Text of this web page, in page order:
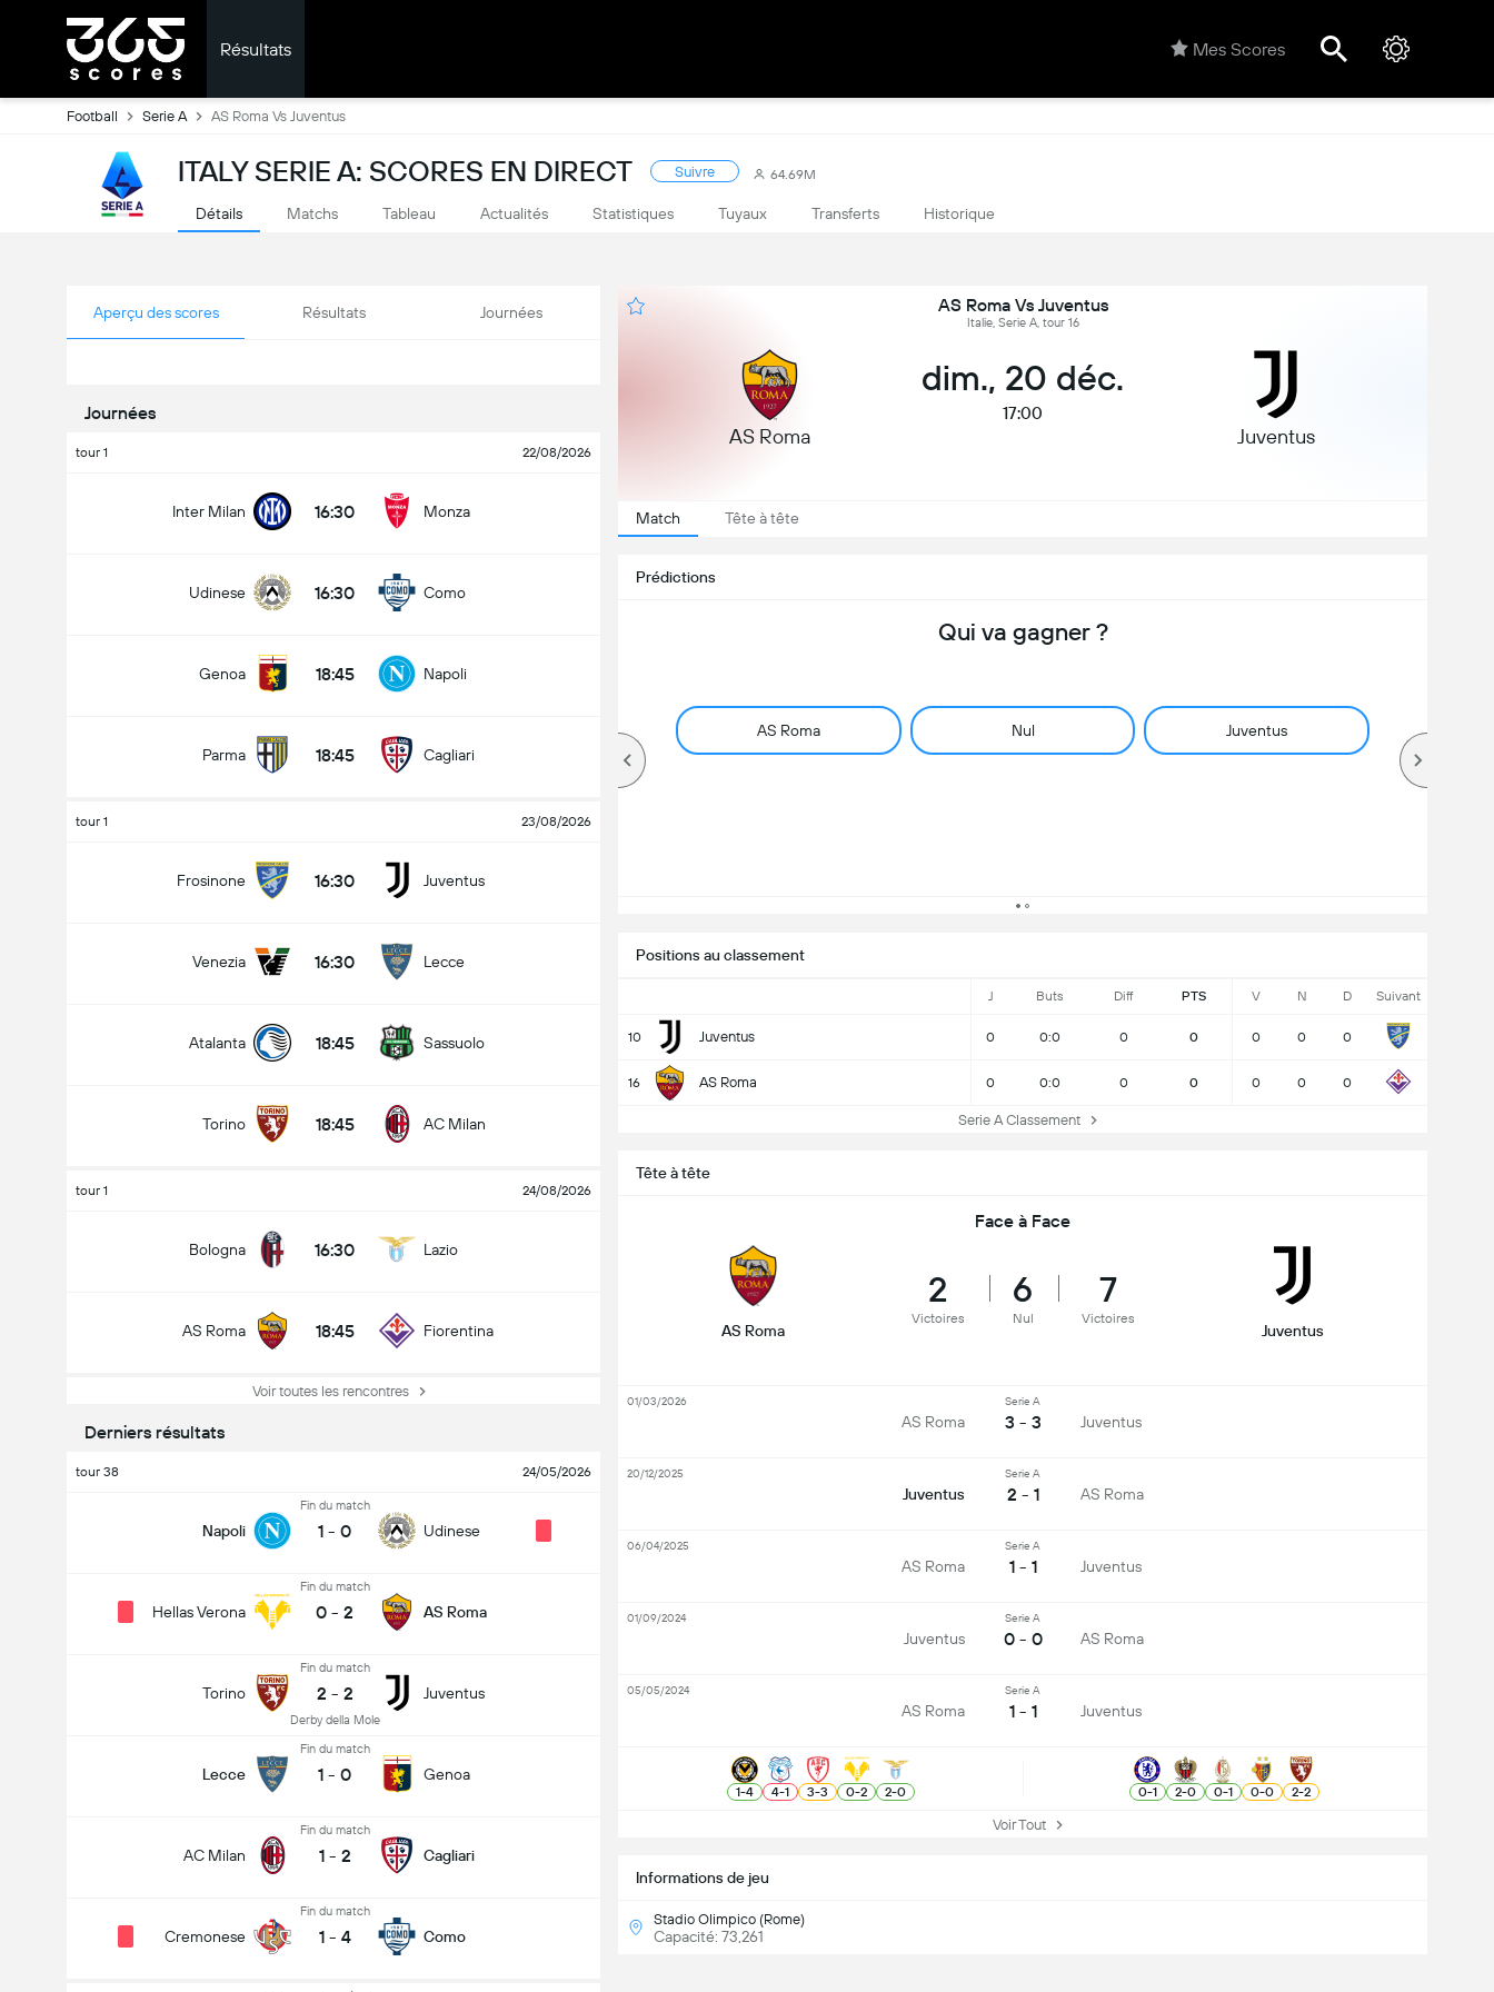
Résultats Mes Scores
Football Serie A AS Roma Vs Juventus
ITALY SERIE A: SCORES EN DIRECT Suivre 64.69M
Détails Matchs Tableau Actualités Statistiques Tuyaux Transferts Historique
Aperçu des scores Résultats Journées
Journées
tour 1 22/08/2026
Inter Milan 16:30 Monza
Udinese 16:30 Como
Genoa 18:45 Napoli
Parma 18:45 Cagliari
tour 1 23/08/2026
Frosinone 16:30 Juventus
Venezia 16:30 Lecce
Atalanta 18:45 Sassuolo
Torino 18:45 AC Milan
tour 1 24/08/2026
Bologna 16:30 Lazio
AS Roma 18:45 Fiorentina
Voir toutes les rencontres
Derniers résultats
tour 38 24/05/2026
Napoli
Fin du match
1 - 0 Udinese
Hellas Verona
Fin du match
0 - 2 AS Roma
Torino
Fin du match
2 - 2
Derby della Mole
Juventus
Lecce
Fin du match
1 - 0 Genoa
AC Milan
Fin du match
1 - 2 Cagliari
Cremonese
Fin du match
1 - 4 Como
AS Roma Vs Juventus
Italie, Serie A, tour 16
AS Roma
dim., 20 déc.
17:00
Juventus
Match Tête à tête
Prédictions
Qui va gagner ?
AS Roma Nul Juventus
Positions au classement
J Buts Diff PTS V N D Suivant
10 Juventus 0 0:0 0 0 0 0 0
16 AS Roma 0 0:0 0 0 0 0 0
Serie A Classement
Informations de jeu
Stadio Olimpico (Rome)
Capacité: 73,261
Tête à tête
Face à Face
AS Roma
2
Victoires
6
Nul
7
Victoires
Juventus
AS Roma
Serie A
3 - 3 Juventus
01/03/2026
Juventus
Serie A
2 - 1 AS Roma
20/12/2025
AS Roma
Serie A
1 - 1 Juventus
06/04/2025
Juventus
Serie A
0 - 0 AS Roma
01/09/2024
AS Roma
Serie A
1 - 1 Juventus
05/05/2024
1-4 4-1 3-3 0-2 2-0 0-1 2-0 0-1 0-0 2-2
Voir Tout